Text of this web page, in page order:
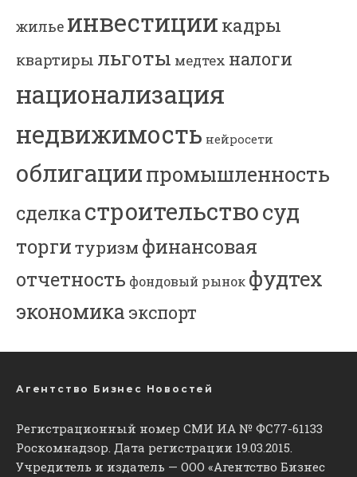
жилье инвестиции кадры
квартиры льготы медтех налоги
национализация
недвижимость нейросети
облигациипромышленность
сделкастроительствосуд
торгитуризм финансовая
отчетность фондовый рынок фудтех
экономика экспорт
Агентство Бизнес Новостей
Регистрационный номер СМИ ИА № ФС77-61133
Роскомнадзор. Дата регистрации 19.03.2015.
Учредитель и издатель — ООО «Агентство Бизнес